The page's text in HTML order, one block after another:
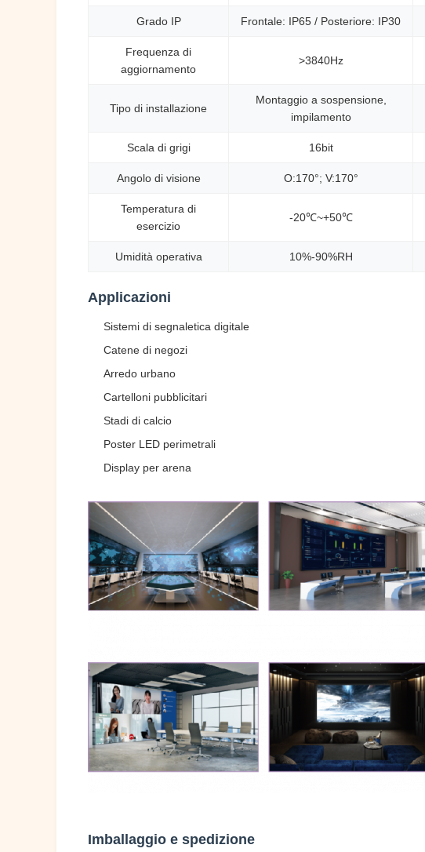
Grado IP Frontale: IP65 / Posteriore: IP30
Frequenza di
aggiornamento
>3840Hz
Tipo di installazione
Montaggio a sospensione,
impilamento
Scala di grigi 16bit
Angolo di visione O:170°; V:170°
Temperatura di
esercizio
-20℃~+50℃
Umidità operativa 10%-90%RH
Applicazioni
Sistemi di segnaletica digitale
Catene di negozi
Arredo urbano
Cartelloni pubblicitari
Stadi di calcio
Poster LED perimetrali
Display per arena
Imballaggio e spedizione